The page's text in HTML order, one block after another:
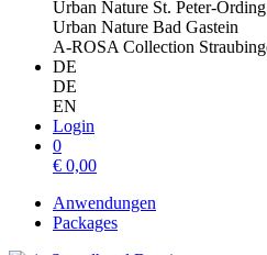
Urban Nature St. Peter-Ording
Urban Nature Bad Gastein
A-ROSA Collection
DE
DE
EN
Login
0
€ 0,00
Anwendungen
Packages